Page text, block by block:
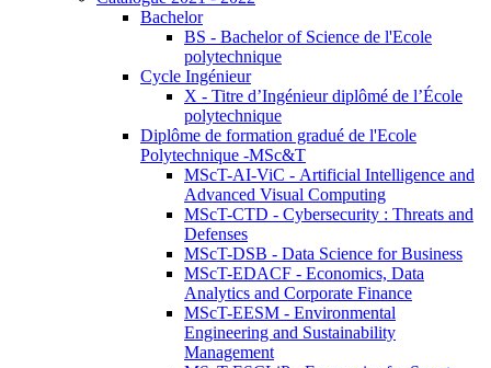
Bachelor
BS - Bachelor of Science de l'Ecole
polytechnique
Cycle Ingénieur
X - Titre d’Ingénieur diplômé de l’École
polytechnique
Diplôme de formation gradué de l'Ecole
Polytechnique -MSc&T
MScT-AI-ViC - Artificial Intelligence and
Advanced Visual Computing
MScT-CTD - Cybersecurity : Threats and
Defenses
MScT-DSB - Data Science for Business
MScT-EDACF - Economics, Data
Analytics and Corporate Finance
MScT-EESM - Environmental
Engineering and Sustainability
Management